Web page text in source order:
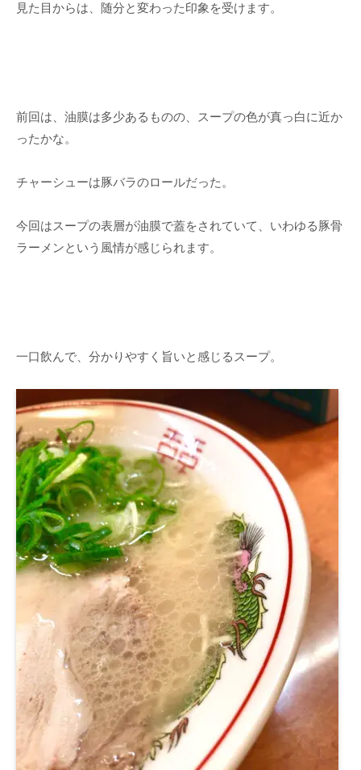
見た目からは、随分と変わった印象を受けます。
前回は、油膜は多少あるものの、スープの色が真っ白に近か
ったかな。
チャーシューは豚バラのロールだった。
今回はスープの表層が油膜で蓋をされていて、いわゆる豚骨
ラーメンという風情が感じられます。
一口飲んで、分かりやすく旨いと感じるスープ。